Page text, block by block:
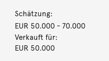
Schätzung:
EUR 50.000- 70.000
Verkauft für:
EUR 50.000